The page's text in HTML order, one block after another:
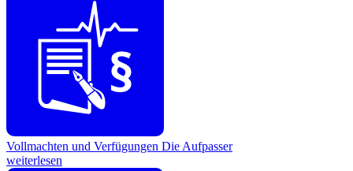
Vollmachten und Verfügungen Die Aufpasser
weiterlesen